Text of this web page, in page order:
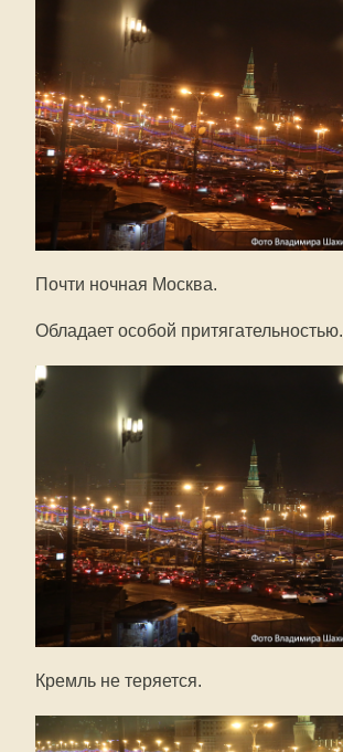
Почти ночная Москва.
Обладает особой притягательностью.
Кремль не теряется.